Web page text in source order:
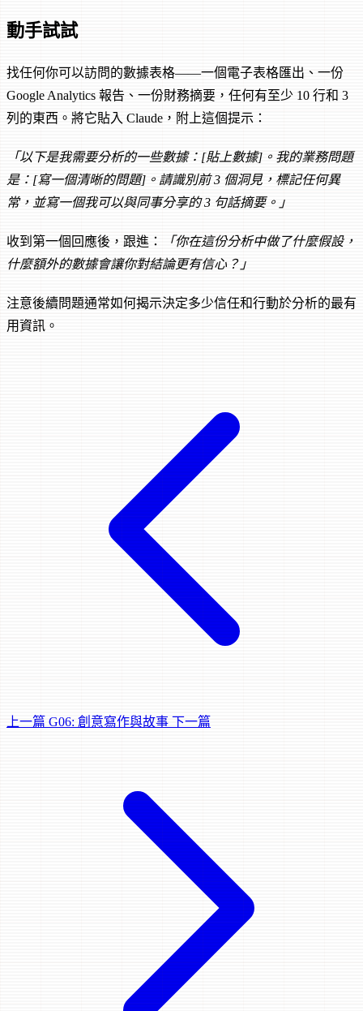
動手試試
找任何你可以訪問的數據表格——一個電子表格匯出、一份
Google Analytics 報告、一份財務摘要，任何有至少 10 行和 3
列的東西。將它貼入 Claude，附上這個提示：
「以下是我需要分析的一些數據：[貼上數據]。我的業務問題
是：[寫一個清晰的問題]。請識別前 3 個洞見，標記任何異
常，並寫一個我可以與同事分享的 3 句話摘要。」
收到第一個回應後，跟進：
「你在這份分析中做了什麼假設，
什麼額外的數據會讓你對結論更有信心？」
注意後續問題通常如何揭示決定多少信任和行動於分析的最有
用資訊。
上一篇 G06: 創意寫作與故事 下一篇